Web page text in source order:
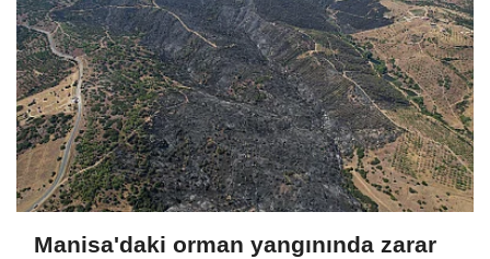
Manisa'daki orman yangınında zarar